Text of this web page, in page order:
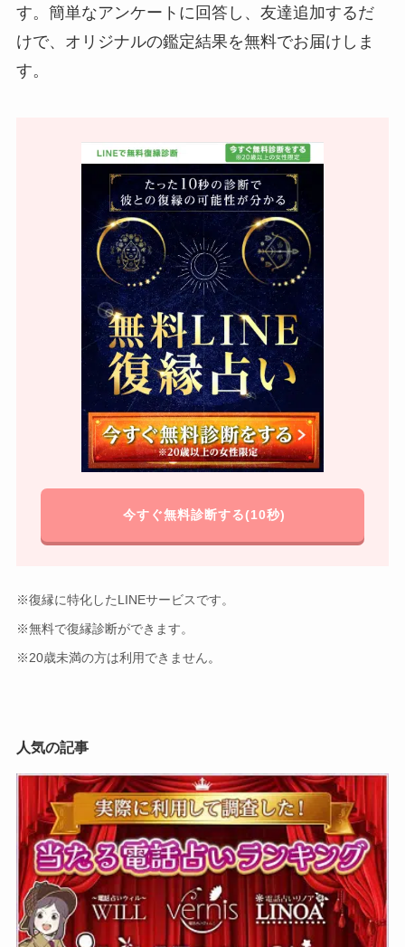
す。簡単なアンケートに回答し、友達追加するだ
けで、オリジナルの鑑定結果を無料でお届けしま
す。
今すぐ無料診断する(10秒)
※復縁に特化したLINEサービスです。
※無料で復縁診断ができます。
※20歳未満の方は利用できません。
人気の記事